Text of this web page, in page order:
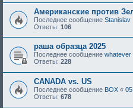
Американские против
Последнее сообщение Stanislav
Ответы: 106
раша образца 2025
Последнее сообщение whatever
Ответы: 228
CANADA vs. US
Последнее сообщение BOX «
Ответы: 678